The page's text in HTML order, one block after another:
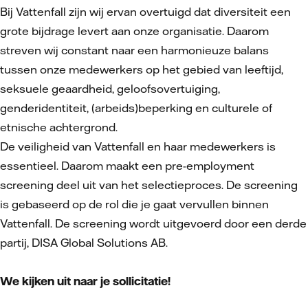
Bij Vattenfall zijn wij ervan overtuigd dat diversiteit een
grote bijdrage levert aan onze organisatie. Daarom
streven wij constant naar een harmonieuze balans
tussen onze medewerkers op het gebied van leeftijd,
seksuele geaardheid, geloofsovertuiging,
genderidentiteit, (arbeids)beperking en culturele of
etnische achtergrond.
De veiligheid van Vattenfall en haar medewerkers is
essentieel. Daarom maakt een pre-employment
screening deel uit van het selectieproces. De screening
is gebaseerd op de rol die je gaat vervullen binnen
Vattenfall. De screening wordt uitgevoerd door een derde
partij, DISA Global Solutions AB.
We kijken uit naar je sollicitatie!